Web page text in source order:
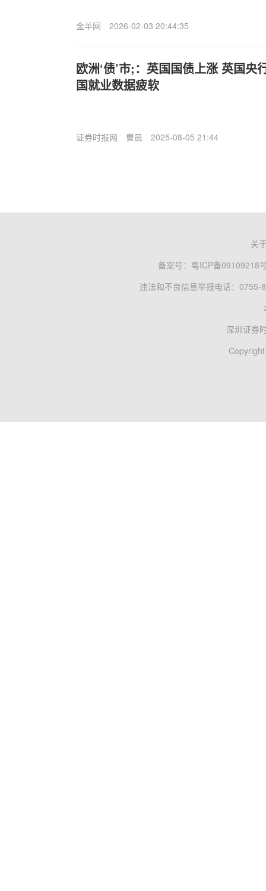
金羊网 2026-02-03 20:44:35
欧洲‘债’市;：英国国债上涨 英国央
国就业数据疲软
证券时报网 曹晨 2025-08-05 21:44
关
备案号： 粤ICP备09109218
违法和不良信息举报电话：0755-
深圳证券